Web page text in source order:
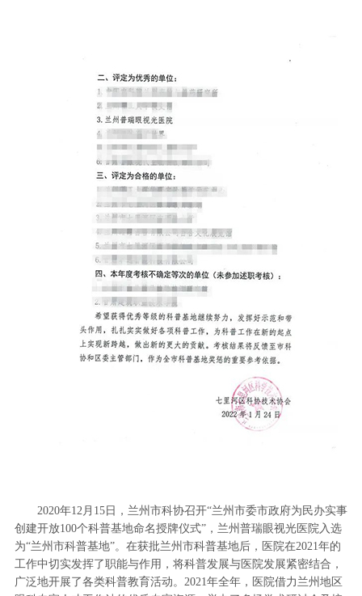
2020年12月15日，兰州市科协召开“兰州市委市政府为民办实事
创建开放100个科普基地命名授牌仪式”，兰州普瑞眼视光医院入选
为“兰州市科普基地”。在获批兰州市科普基地后，医院在2021年的
工作中切实发挥了职能与作用，将科普发展与医院发展紧密结合，
广泛地开展了各类科普教育活动。2021年全年，医院借力兰州地区